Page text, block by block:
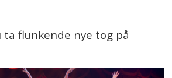
ta flunkende nye tog på